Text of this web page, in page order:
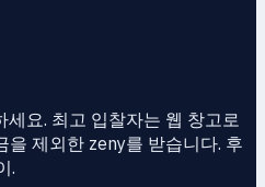
요. 최고 입찰자는 웹 창고로
을 제외한 zeny를 받습니다. 후
.